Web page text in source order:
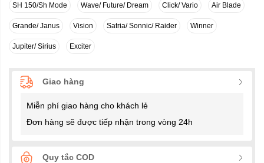
SH 150/Sh Mode Wave/ Future/ Dream Click/ Vario Air Blade
Grande/ Janus Vision Satria/ Sonnic/ Raider Winner
Jupiter/ Sirius Exciter
Giao hàng
Miễn phí giao hàng cho khách lẻ
Đơn hàng sẽ được tiếp nhận trong vòng 24h
Quy tắc COD